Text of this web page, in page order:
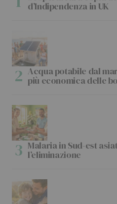
d’Indipendenza in UK
Acqua potabile dal
più economica delle
Malaria in Sud-est
l’eliminazione